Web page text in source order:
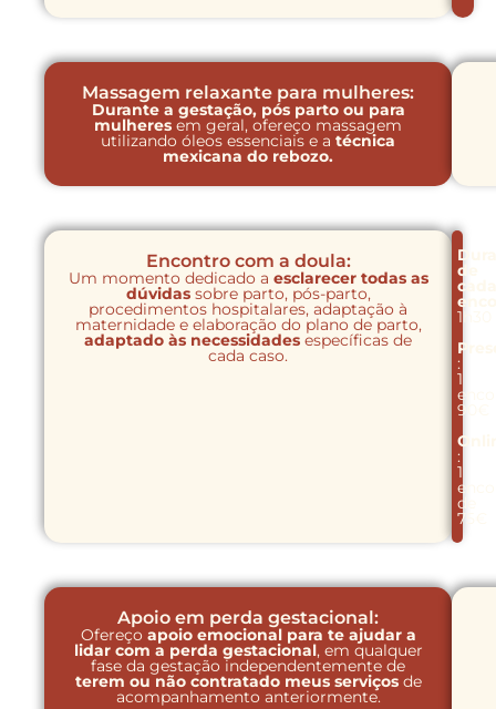
Massagem relaxante para mulheres:
Durante a gestação, pós parto ou para
mulheres em geral, ofereço massagem
utilizando óleos essenciais e a técnica
mexicana do rebozo.
Encontro com a doula:
Um momento dedicado a esclarecer todas as
dúvidassobre parto, pós-parto,
procedimentos hospitalares, adaptação à
maternidade e elaboração do plano de parto,
adaptado às necessidades específicas de
cada caso.
de
cada
1h30
:
1
90€
:
1
de
75€
Apoio em perda gestacional:
Ofereço apoio emocional para te ajudar a
lidar com a perda gestacional, em qualquer
fase da gestação independentemente de
terem ou não contratado meus serviçosde
acompanhamento anteriormente.